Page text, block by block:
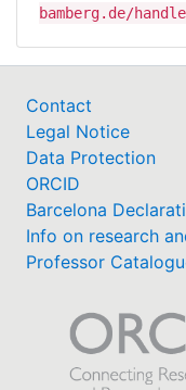
bamberg.de/
Contact
Legal Notice
Data Protection
ORCID
Barcelona
Info on research
Professor